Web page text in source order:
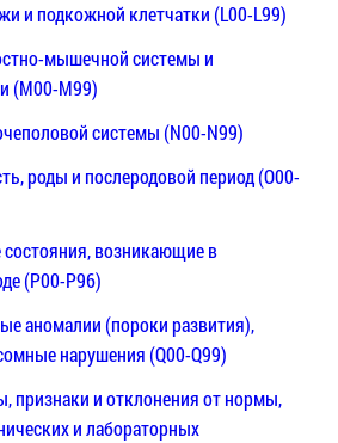
и подкожной клетчатки (L00-L99)
мышечной системы и
(M00-M99)
системы (N00-N99)
роды и послеродовой период (O00-
состояния, возникающие в
(P00-P96)
аномалии (пороки развития),
нарушения (Q00-Q99)
признаки и отклонения от нормы,
и лабораторных